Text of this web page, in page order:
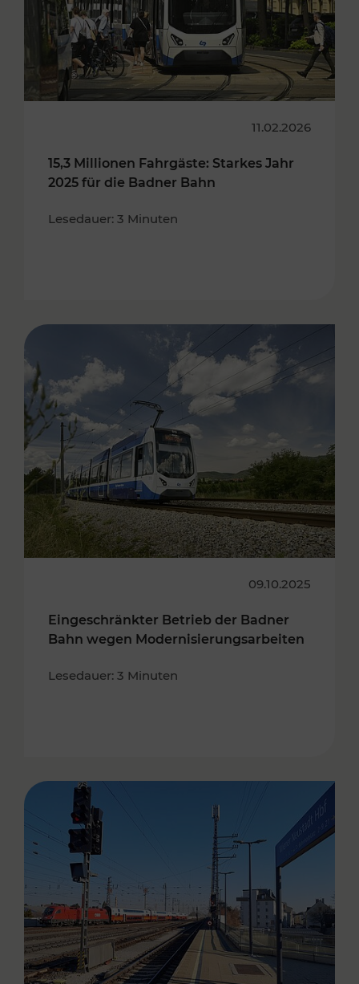
11.02.2026
15,3 Millionen Fahrgäste: Starkes Jahr
2025 für die Badner Bahn
Lesedauer: 3 Minuten
09.10.2025
Eingeschränkter Betrieb der Badner
Bahn wegen Modernisierungsarbeiten
Lesedauer: 3 Minuten